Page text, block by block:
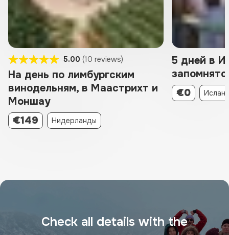
5.00 (10 reviews)
На день по лимбургским
винодельням, в Маастрихт и
Моншау
€149
Нидерланды
5 дней в
€0
Check all details with the